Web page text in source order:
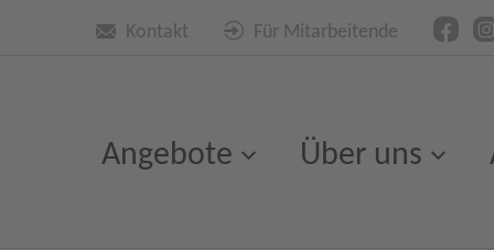
Kontakt Für Mitarbeitende
Angebote Über uns